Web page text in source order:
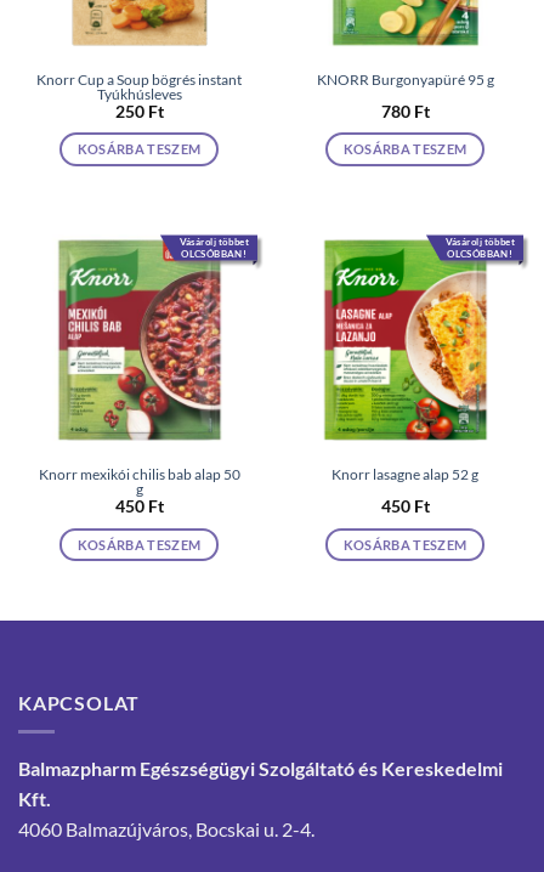
Knorr Cup a Soup bögrés instant
Tyúkhúsleves
250 Ft
KOSÁRBA TESZEM
KNORR Burgonyapüré 95 g
780 Ft
KOSÁRBA TESZEM
Vásárolj többet
OLCSÓBBAN!
Knorr mexikói chilis bab alap 50
g
450 Ft
KOSÁRBA TESZEM
Vásárolj többet
OLCSÓBBAN!
Knorr lasagne alap 52 g
450 Ft
KOSÁRBA TESZEM
KAPCSOLAT
Balmazpharm Egészségügyi Szolgáltató és Kereskedelmi
Kft.
4060 Balmazújváros, Bocskai u. 2-4.